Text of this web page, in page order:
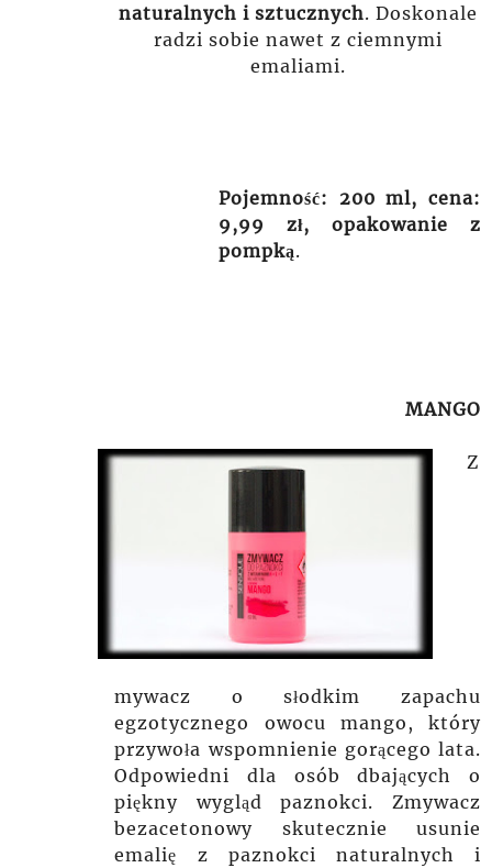
naturalnych i sztucznych. Doskonale
radzi sobie nawet z ciemnymi
emaliami.
Pojemność: 200 ml, cena:
9,99 zł, opakowanie z
pompką.
MANGO
Z
mywacz o słodkim zapachu
egzotycznego owocu mango, który
przywoła wspomnienie gorącego lata.
Odpowiedni dla osób dbających o
piękny wygląd paznokci. Zmywacz
bezacetonowy skutecznie usunie
emalię z paznokci naturalnych i